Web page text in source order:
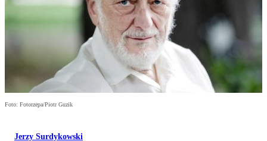
Foto: Fotorzepa/Piotr Guzik
Jerzy Surdykowski